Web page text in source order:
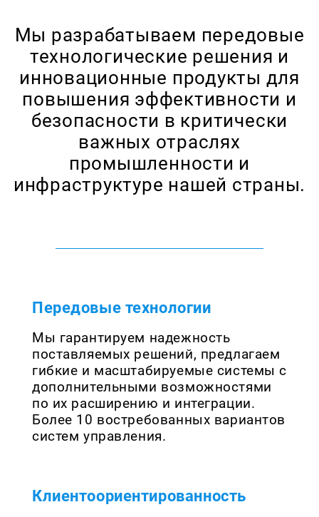
Мы разрабатываем передовые
технологические решения и
инновационные продукты для
повышения эффективности и
безопасности в критически
важных отраслях
промышленности и
инфраструктуре нашей страны.
Передовые технологии
Мы гарантируем надежность
поставляемых решений, предлагаем
гибкие и масштабируемые системы с
дополнительными возможностями
по их расширению и интеграции.
Более 10 востребованных вариантов
систем управления.
Клиентоориентированность